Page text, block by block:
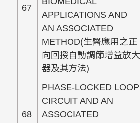
67
APPLICATIONS AND
AN ASSOCIATED
METHOD(生醫應用之正
向回授自動調節增益放大
器及其方法)
68
PHASE-LOCKED LOOP
CIRCUIT AND AN
ASSOCIATED